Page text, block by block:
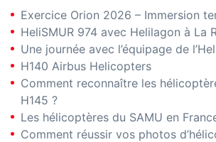
Exercice Orion 2026 – Immersion
HeliSMUR 974 avec Helilagon à La
Une journée avec l’équipage de
H140 Airbus Helicopters
Comment reconnaître les
H145 ?
Les hélicoptères du SAMU en
Comment réussir vos photos